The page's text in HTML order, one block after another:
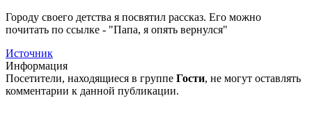
Городу своего детства я посвятил рассказ. Его можно
почитать по ссылке - "Папа, я опять вернулся"
Источник
Информация
Посетители, находящиеся в группе Гости, не могут оставлять
комментарии к данной публикации.